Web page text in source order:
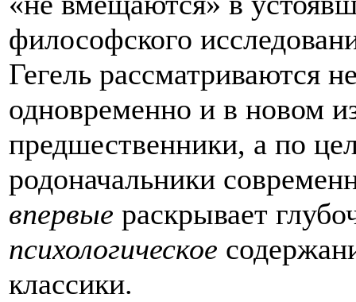
философского
Гегель рассматриваются
одновременно и в новом
предшественники, а по
родоначальники
впервые раскрывает
психологическое
классики.